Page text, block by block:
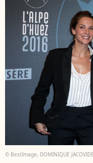
© BestImage, DOMINIQUE